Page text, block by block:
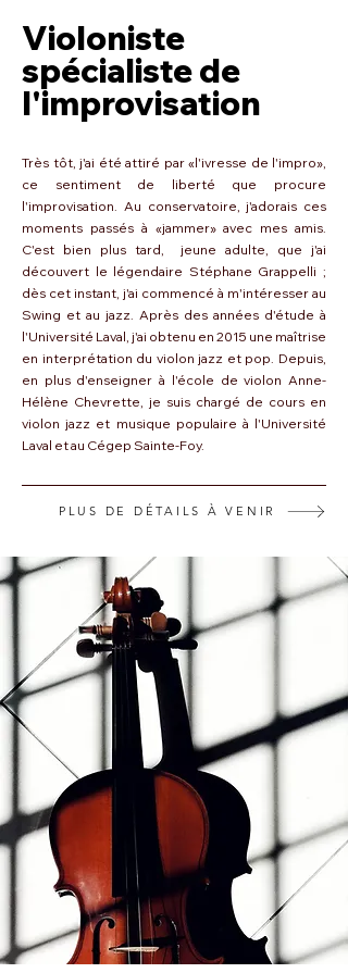
Violoniste
spécialiste de
l'improvisation
Très tôt, j'ai été attiré par «l'ivresse de l'impro»,
ce sentiment de liberté que procure
l'improvisation. Au conservatoire, j'adorais ces
moments passés à «jammer» avec mes amis.
C'est bien plus tard, jeune adulte, que j'ai
découvert le légendaire Stéphane Grappelli ;
dès cet instant, j'ai commencé à m'intéresser au
Swing et au jazz. Après des années d'étude à
l'Université Laval, j'ai obtenu en 2015 une maîtrise
en interprétation du violon jazz et pop. Depuis,
en plus d'enseigner à l'école de violon Anne-
Hélène Chevrette, je suis chargé de cours en
violon jazz et musique populaire à l'Université
Laval et au Cégep Sainte-Foy.
PLUS DE DÉTAILS À VENIR